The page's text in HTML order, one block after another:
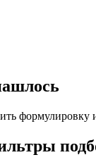
формулировку